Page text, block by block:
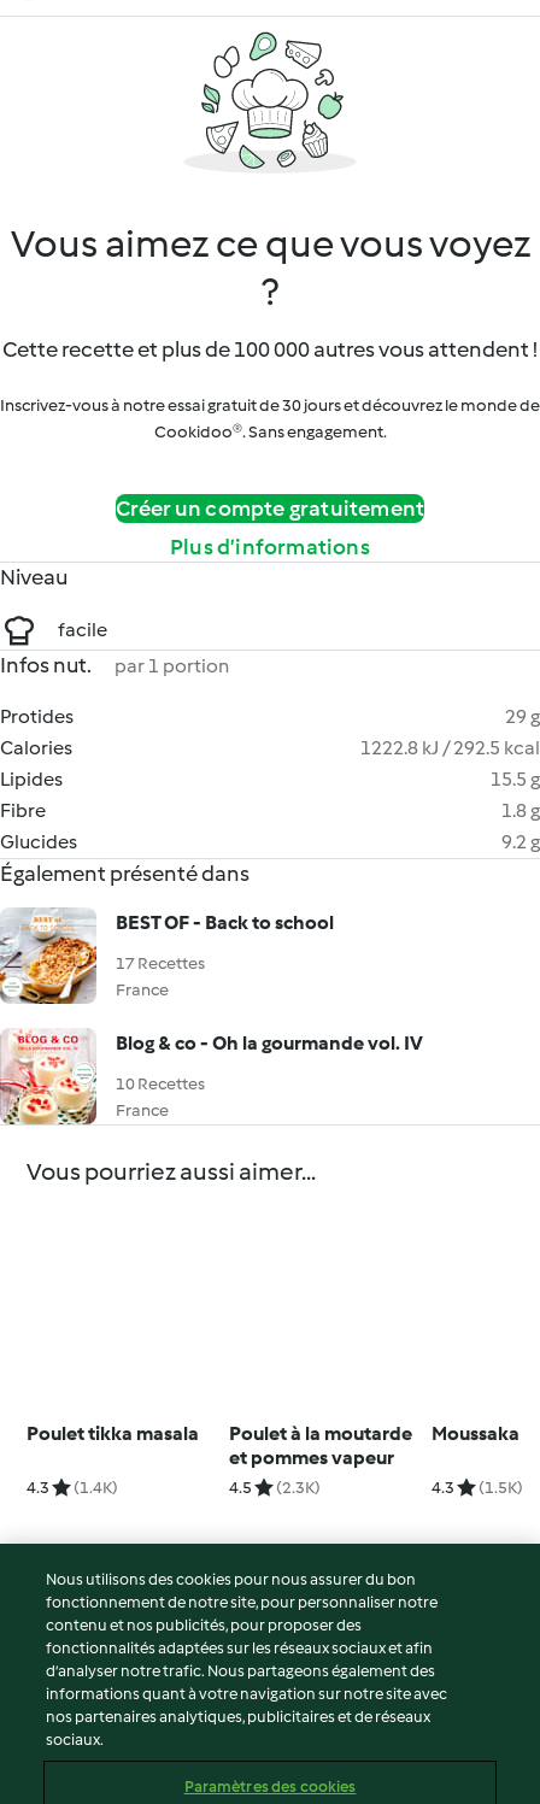
Vous aimez ce que vous voyez
?
Cette recette et plus de 100 000 autres vous attendent !
Inscrivez-vous à notre essai gratuit de 30 jours et découvrez le monde de
Cookidoo®. Sans engagement.
Créer un compte gratuitement
Plus d’informations
Niveau
facile
Infos nut. par 1 portion
Protides
29 g
Calories
1222.8 kJ / 292.5 kcal
Lipides
15.5 g
Fibre
1.8 g
Glucides
9.2 g
Également présenté dans
BEST OF - Back to school
17 Recettes
France
Blog & co - Oh la gourmande vol. IV
10 Recettes
France
Vous pourriez aussi aimer...
Poulet tikka masala
4.3 (1.4K)
Poulet à la moutarde
et pommes vapeur
4.5 (2.3K)
Moussaka
4.3 (1.5K)
© Copyright 2026
Conditions d'utilisation
Politique de confidentialité
Non-responsabilité
Mentions légales
Nous utilisons des cookies pour nous assurer du bon
fonctionnement de notre site, pour personnaliser notre
contenu et nos publicités, pour proposer des
fonctionnalités adaptées sur les réseaux sociaux et afin
d’analyser notre trafic. Nous partageons également des
informations quant à votre navigation sur notre site avec
nos partenaires analytiques, publicitaires et de réseaux
sociaux.
Paramètres des cookies